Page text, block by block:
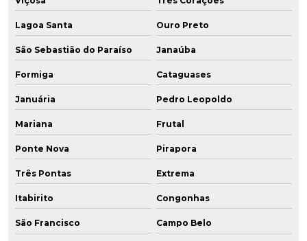
Lagoa Santa Ouro Preto
São Sebastião do Paraíso Janaúba
Formiga Cataguases
Januária Pedro Leopoldo
Mariana Frutal
Ponte Nova Pirapora
Três Pontas Extrema
Itabirito Congonhas
São Francisco Campo Belo